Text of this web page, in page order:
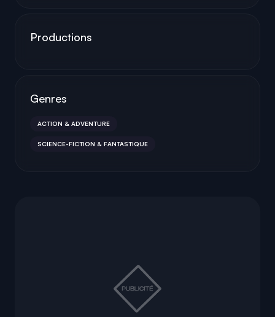
Productions
Genres
ACTION & ADVENTURE
SCIENCE-FICTION & FANTASTIQUE